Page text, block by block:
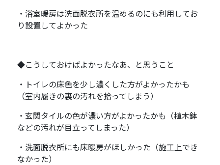
・浴室暖房は洗面脱衣所を温めるのにも利用してお
り設置してよかった
◆こうしておけばよかったなあ、と思うこと
・トイレの床色を少し濃くした方がよかったかも
（室内履きの裏の汚れを拾ってしまう）
・玄関タイルの色が濃い方がよかったかも（植木鉢
などの汚れが目立ってしまった）
・洗面脱衣所にも床暖房がほしかった（施工上でき
なかった）